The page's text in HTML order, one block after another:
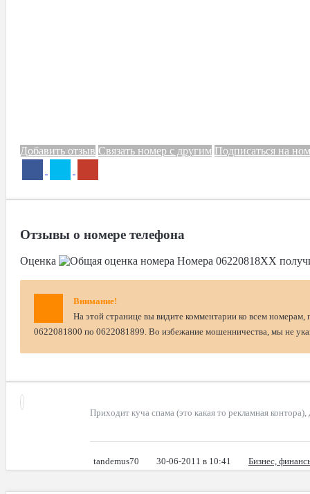
Добавить отзыв Связать номер с другим Подписаться на
Отзывы о номере телефона
Оценка Номера 06220818XX
Внимание!
На этой странице вы видите комментарии ко всем
0622081800 по 0622081899. Во избежание мошенничества, мы не
Приходит куча спама (это какая то рекламная
tandemus70 30-06-2011 в 10:41 Бизнес,